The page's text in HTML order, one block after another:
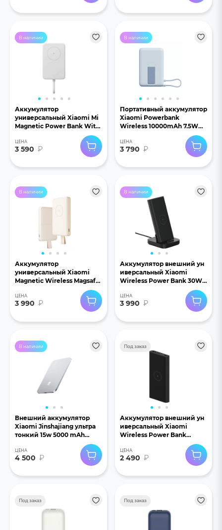
В наличии
Аккумулятор
универсальный Xiaomi Mi
Magnetic Power Bank With
Cable USB-C 10000mAh
33W белый
ЦЕНА
3 590 ₽
В наличии
Портативный аккумулятор
Xiaomi Powerbank
Wireless 10000mAh 7.5W
ЦЕНА
3 790 ₽
В наличии
Аккумулятор
универсальный Xiaomi
Magnetic Wireless Magsafe
6000 mAh WPB0620MI
бежевый
ЦЕНА
3 990 ₽
В наличии
Аккумулятор внешний ун
иверсальный Xiaomi
Wireless Power Bank 30W
ЦЕНА
3 990 ₽
В наличии
Внешний аккумулятор
Xiaomi Jinshajiang ультра
тонкий 15w 5000 mAh
ЦЕНА
4 500 ₽
Под заказ
Аккумулятор внешний ун
иверсальный Xiaomi
Wireless Power Bank
черный
ЦЕНА
2 490 ₽
Под заказ Под заказ